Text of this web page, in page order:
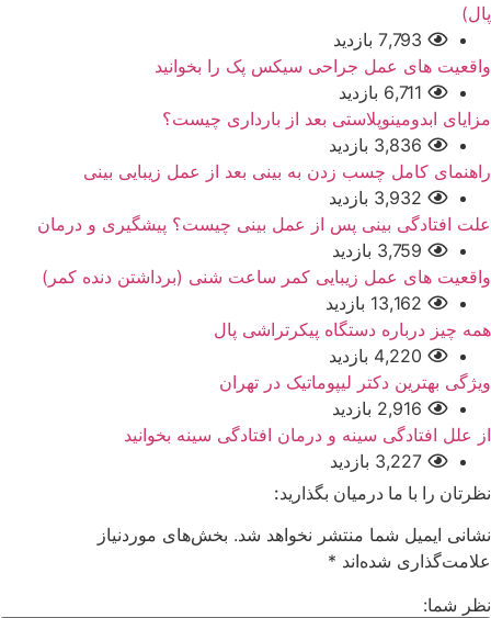
پال)
واقعیت های عمل جراحی سیکس پک را بخوانید
مزایای ابدومینوپلاستی بعد از بارداری چیست؟
راهنمای کامل چسب زدن به بینی بعد از عمل زیبایی بینی
علت افتادگی بینی پس از عمل بینی چیست؟ پیشگیری و درمان
واقعیت های عمل زیبایی کمر ساعت شنی (برداشتن دنده کمر)
همه چیز درباره دستگاه پیکرتراشی پال
ویژگی بهترین دکتر لیپوماتیک در تهران
از علل افتادگی سینه و درمان افتادگی سینه بخوانید
نظرتان را با ما درمیان بگذارید:
نشانی ایمیل شما منتشر نخواهد شد. بخش‌های موردنیاز
علامت‌گذاری شده‌اند *
نظر شما: